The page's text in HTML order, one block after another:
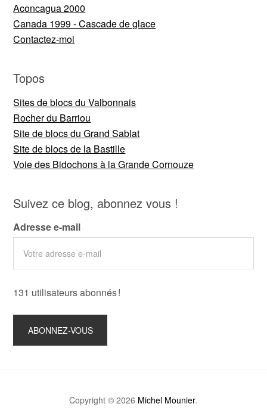
Aconcagua 2000
Canada 1999 - Cascade de glace
Contactez-moi
Topos
Sites de blocs du Valbonnais
Rocher du Barriou
Site de blocs du Grand Sablat
Site de blocs de la Bastille
Voie des Bidochons à la Grande Cornouze
Suivez ce blog, abonnez vous !
Adresse e-mail
131 utilisateurs abonnés !
Copyright © 2026 Michel Mounier.